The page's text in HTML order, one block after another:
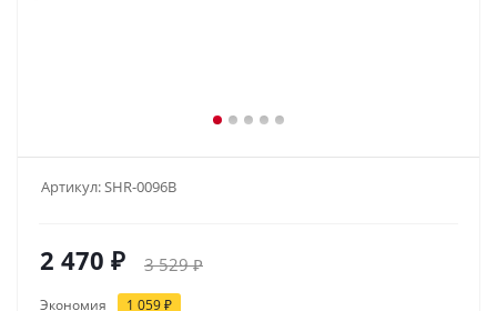
Артикул:SHR-0096B
2 470 ₽ 3 529₽
Экономия 1 059₽